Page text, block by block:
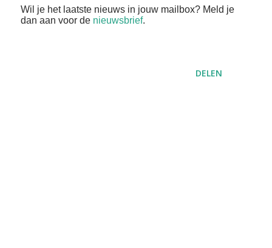
Wil je het laatste nieuws in jouw mailbox? Meld je
dan aan voor de nieuwsbrief.
DELEN